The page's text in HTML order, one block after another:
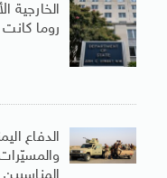
الخارجية
روما
الدفاع